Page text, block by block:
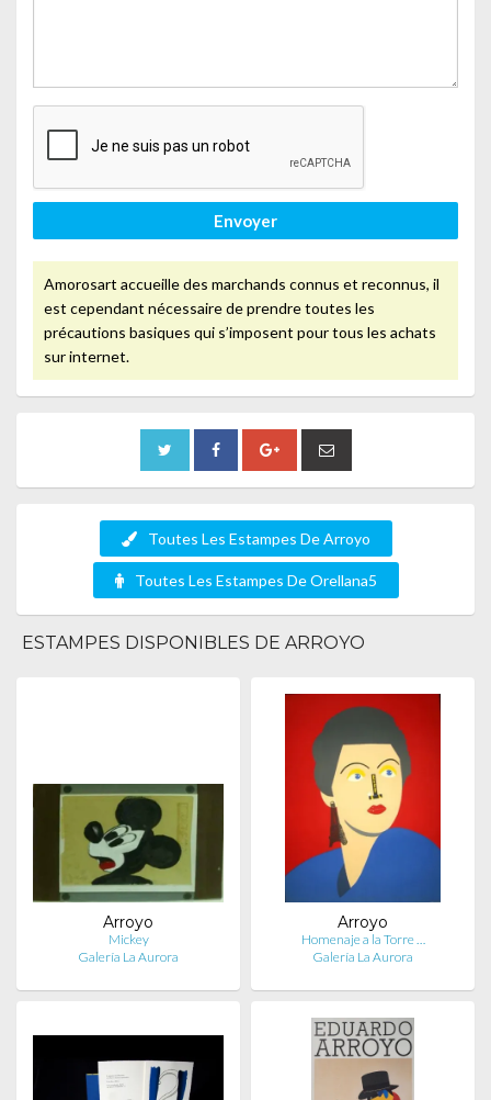
Envoyer
Amorosart accueille des marchands connus et reconnus, il
est cependant nécessaire de prendre toutes les
précautions basiques qui s’imposent pour tous les achats
sur internet.
Toutes Les Estampes De Arroyo
Toutes Les Estampes De Orellana5
ESTAMPES DISPONIBLES DE ARROYO
Arroyo
Mickey
Galería La Aurora
Arroyo
Homenaje a la Torre …
Galería La Aurora